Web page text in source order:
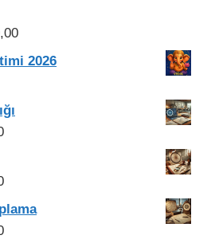
Şu
andaki
2026
Şu
fiyat:
Şu
andaki
fiyat:
Şu